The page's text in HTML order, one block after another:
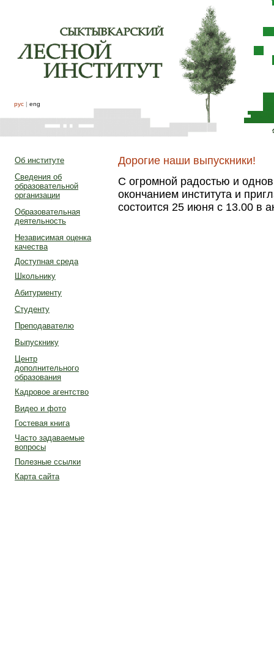
рус | eng
Об институте
Сведения об
образовательной
организации
Образовательная
деятельность
Независимая оценка
качества
Доступная среда
Школьнику
Абитуриенту
Студенту
Преподавателю
Выпускнику
Центр
дополнительного
образования
Кадровое агентство
Видео и фото
Гостевая книга
Часто задаваемые
вопросы
Полезные ссылки
Карта сайта
Дорогие наши выпускники!
С огромной радостью и
окончанием института и
состоится 25 июня с 13.00 в